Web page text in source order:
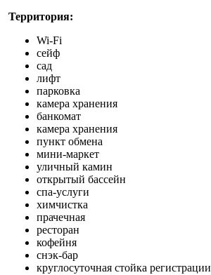
Территория:
Wi-Fi
сейф
сад
лифт
парковка
камера хранения
банкомат
камера хранения
пункт обмена
мини-маркет
уличный камин
открытый бассейн
спа-услуги
химчистка
прачечная
ресторан
кофейня
снэк-бар
круглосуточная стойка регистрации